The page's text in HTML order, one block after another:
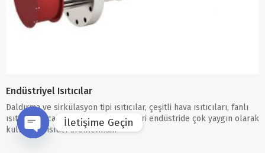
Endüstriyel Isıtıcılar
Daldırma ve sirkülasyon tipi ısıtıcılar, çeşitli hava ısıtıcıları, fanlı
ısıtıcılar, sıcak su ve buhar üreticileri endüstride çok yaygın olarak
kullanılan ısıtıcı ürünlerindir.
İletişime Geçin